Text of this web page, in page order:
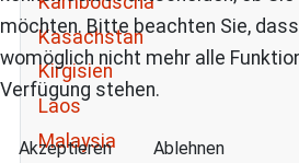
Kasachstan
Kirgisien
Laos
Malaysia
möchten. Bitte beachten Sie,
womöglich nicht mehr alle
Verfügung stehen.
Akzeptieren Ablehnen